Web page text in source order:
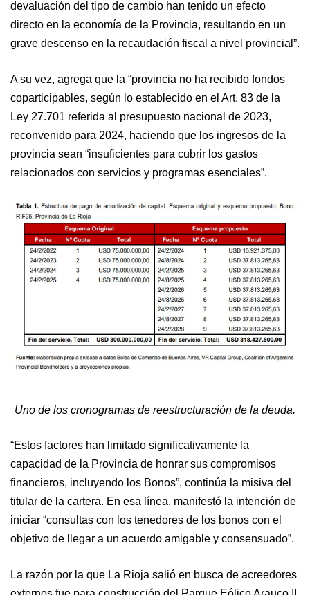
devaluación del tipo de cambio han tenido un efecto
directo en la economía de la Provincia, resultando en un
grave descenso en la recaudación fiscal a nivel provincial”.
A su vez, agrega que la “provincia no ha recibido fondos
coparticipables, según lo establecido en el Art. 83 de la
Ley 27.701 referida al presupuesto nacional de 2023,
reconvenido para 2024, haciendo que los ingresos de la
provincia sean “insuficientes para cubrir los gastos
relacionados con servicios y programas esenciales”.
Uno de los cronogramas de reestructuración de la deuda.
“Estos factores han limitado significativamente la
capacidad de la Provincia de honrar sus compromisos
financieros, incluyendo los Bonos”, continúa la misiva del
titular de la cartera. En esa línea, manifestó la intención de
iniciar “consultas con los tenedores de los bonos con el
objetivo de llegar a un acuerdo amigable y consensuado”.
La razón por la que La Rioja salió en busca de acreedores